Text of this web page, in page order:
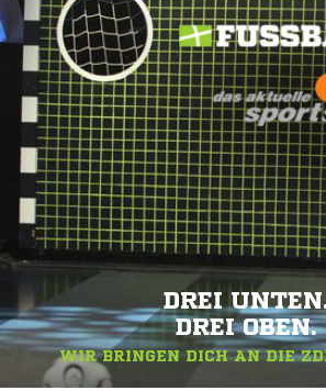
DREI
DREI OBEN.
WIR BRINGEN DICH AN DIE